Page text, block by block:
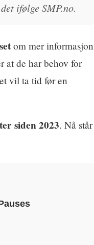
ifølge SMP.no.
om mer informasjon
at de har behov for
vil ta tid før en
siden 2023. Nå står